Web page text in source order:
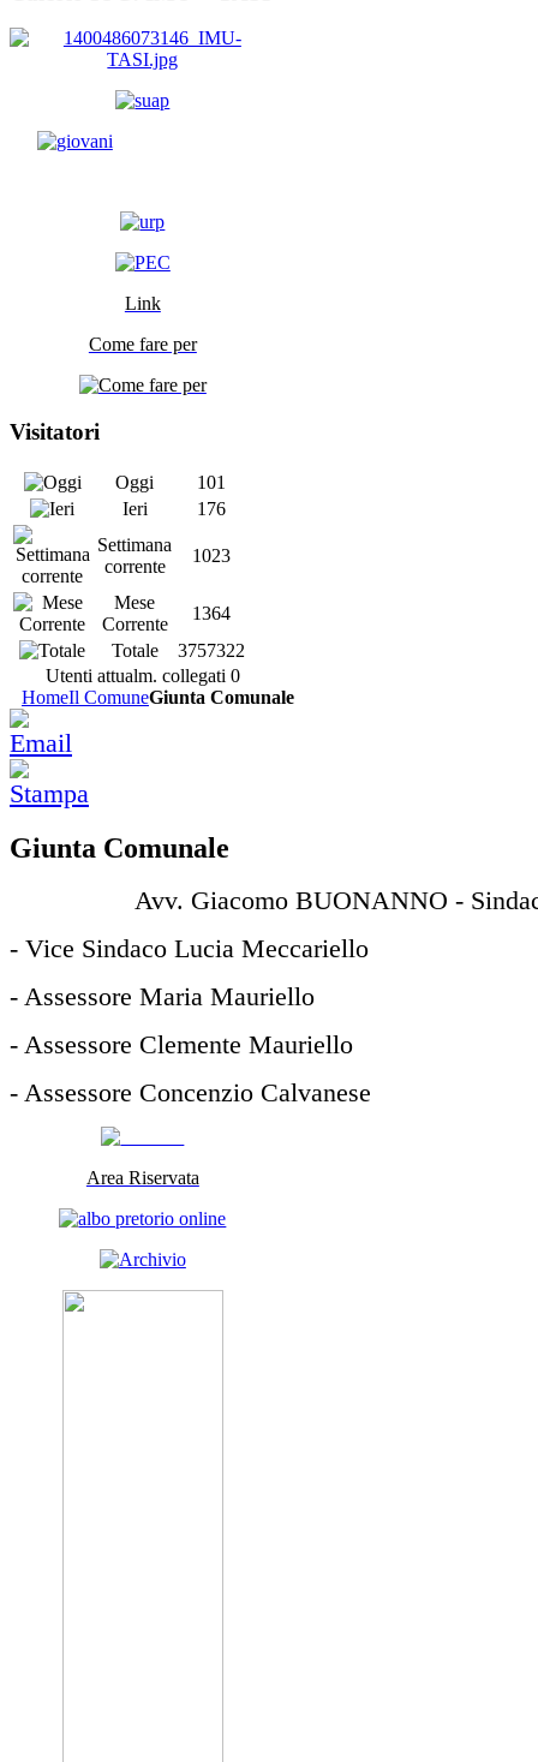
Link
Come fare per
Visitatori
Oggi
101
Ieri
176
Settimana
corrente
1023
Mese
Corrente
1364
Totale
3757322
Utenti attualm. collegati 0
HomeIl ComuneGiunta Comunale
Giunta Comunale
Avv. Giacomo BUONANNO -
- Vice Sindaco Lucia Meccariello
- Assessore Maria Mauriello
- Assessore Clemente Mauriello
- Assessore Concenzio Calvanese
Area Riservata